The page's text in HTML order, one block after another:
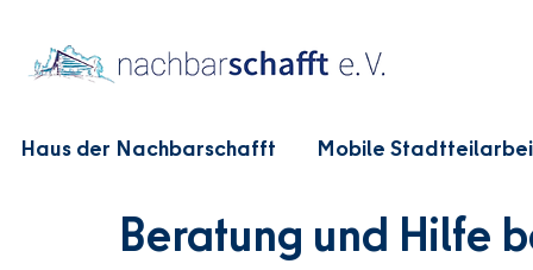
Haus der Nachbarschafft Mobile
Beratung und Hilfe